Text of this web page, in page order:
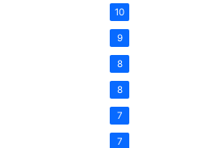
10
9
8
8
7
7